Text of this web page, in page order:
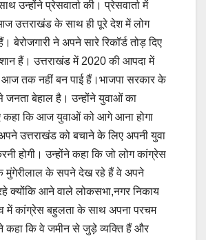
उन्होंने प्रेसवार्ता की। प्रेसवार्ता में
उत्तराखंड के साथ ही पूरे देश में लोग
बेरोजगारी ने अपने सारे रिकॉर्ड तोड़ दिए
हैं। उत्तराखंड में 2020 की आपदा में
आज तक नहीं बन पाई हैं।भाजपा सरकार के
जनता बेहाल है। उन्होंने युवाओं का
कहा कि आज युवाओं को आगे आना होगा
उत्तराखंड को बचाने के लिए अपनी युवा
होगी। उन्होंने कहा कि जो लोग कांग्रेस
मुंगेरीलाल के सपने देख रहे हैं वे अपने
क्योंकि आने वाले लोकसभा,नगर निकाय
में कांग्रेस बहुलता के साथ अपना परचम
कहा कि वे जमीन से जुड़े व्यक्ति हैं और